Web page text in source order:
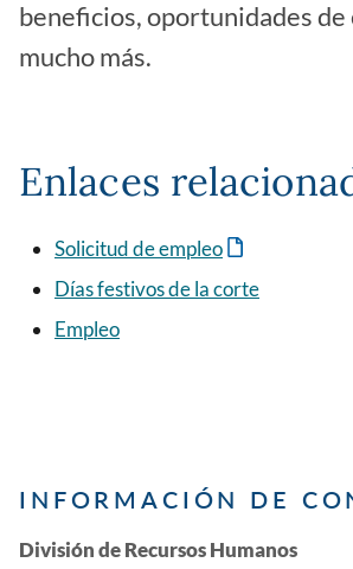
beneficios, oportunidades de
mucho más.
Enlaces
Solicitud de empleo
Días festivos de la corte
Empleo
INFORMACIÓN DE
División de Recursos Humanos